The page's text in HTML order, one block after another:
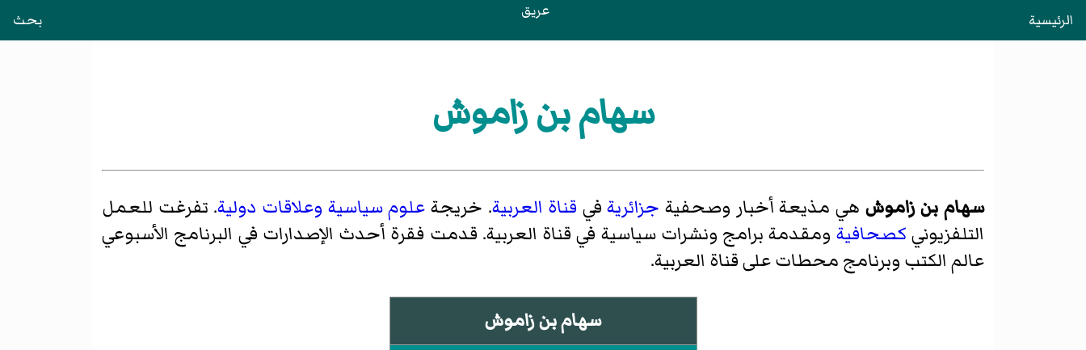
الرئيسية عريق بحث
سهام بن زاموش
سهام بن زاموش هي مذيعة أخبار وصحفية جزائريةفي قناة العربية. خريجة علوم سياسية وعلاقات دولية. تفرغت للعمل
التلفزيوني كصحافية ومقدمة برامج ونشرات سياسية في قناة العربية. قدمت فقرة أحدث الإصدارات في البرنامج الأسبوعي
عالم الكتب وبرنامج محطات على قناة العربية.
سهام بن زاموش